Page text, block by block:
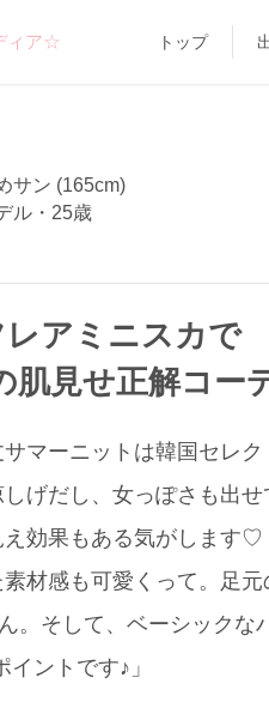
ィア☆ トップ
サン (165cm)
ル・25歳
アミニスカで
肌見せ正解コー
サマーニットは韓国セレ
げだし、女っぽさも出
え効果もある気がします
材感も可愛くって。足
。そして、ベーシックな
ントです♪」